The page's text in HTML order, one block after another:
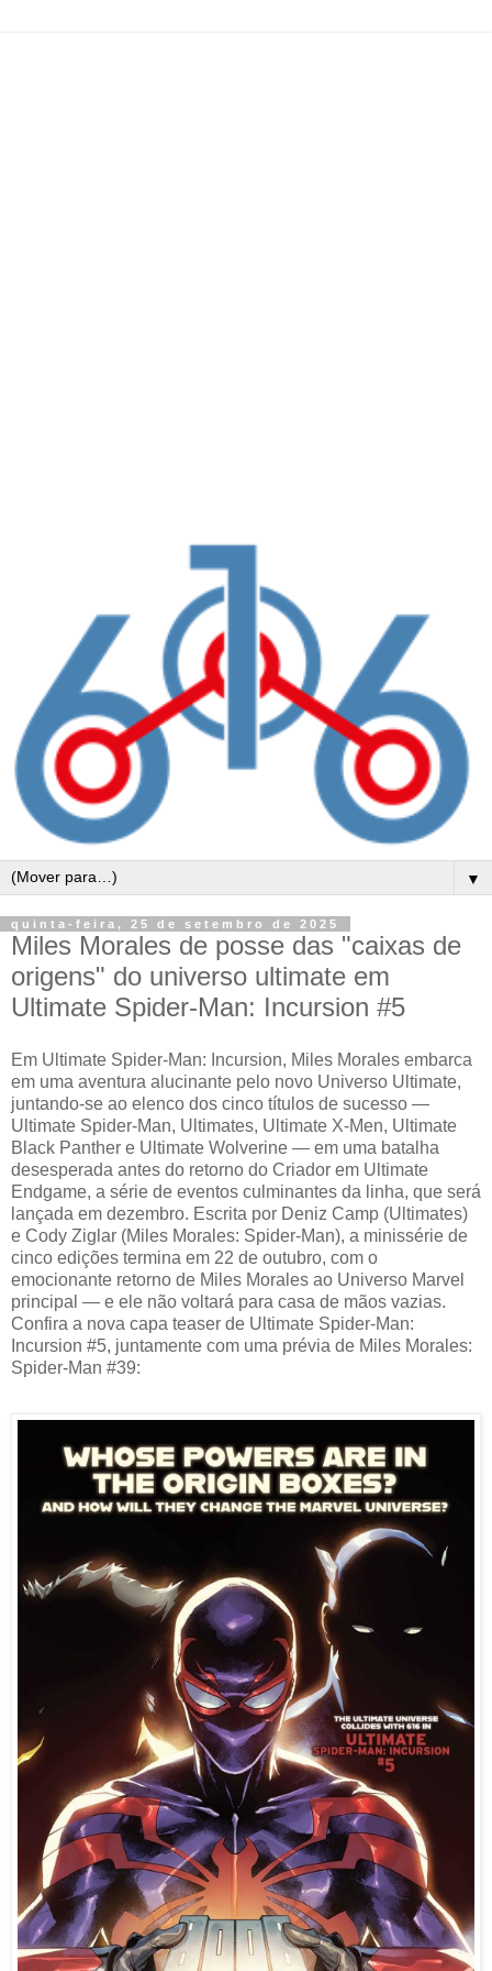
▼
quinta-feira, 25 de setembro de 2025
Miles Morales de posse das "caixas de
origens" do universo ultimate em
Ultimate Spider-Man: Incursion #5
Em Ultimate Spider-Man: Incursion, Miles Morales embarca
em uma aventura alucinante pelo novo Universo Ultimate,
juntando-se ao elenco dos cinco títulos de sucesso —
Ultimate Spider-Man, Ultimates, Ultimate X-Men, Ultimate
Black Panther e Ultimate Wolverine — em uma batalha
desesperada antes do retorno do Criador em Ultimate
Endgame, a série de eventos culminantes da linha, que será
lançada em dezembro. Escrita por Deniz Camp (Ultimates)
e Cody Ziglar (Miles Morales: Spider-Man), a minissérie de
cinco edições termina em 22 de outubro, com o
emocionante retorno de Miles Morales ao Universo Marvel
principal — e ele não voltará para casa de mãos vazias.
Confira a nova capa teaser de Ultimate Spider-Man:
Incursion #5, juntamente com uma prévia de Miles Morales:
Spider-Man #39: